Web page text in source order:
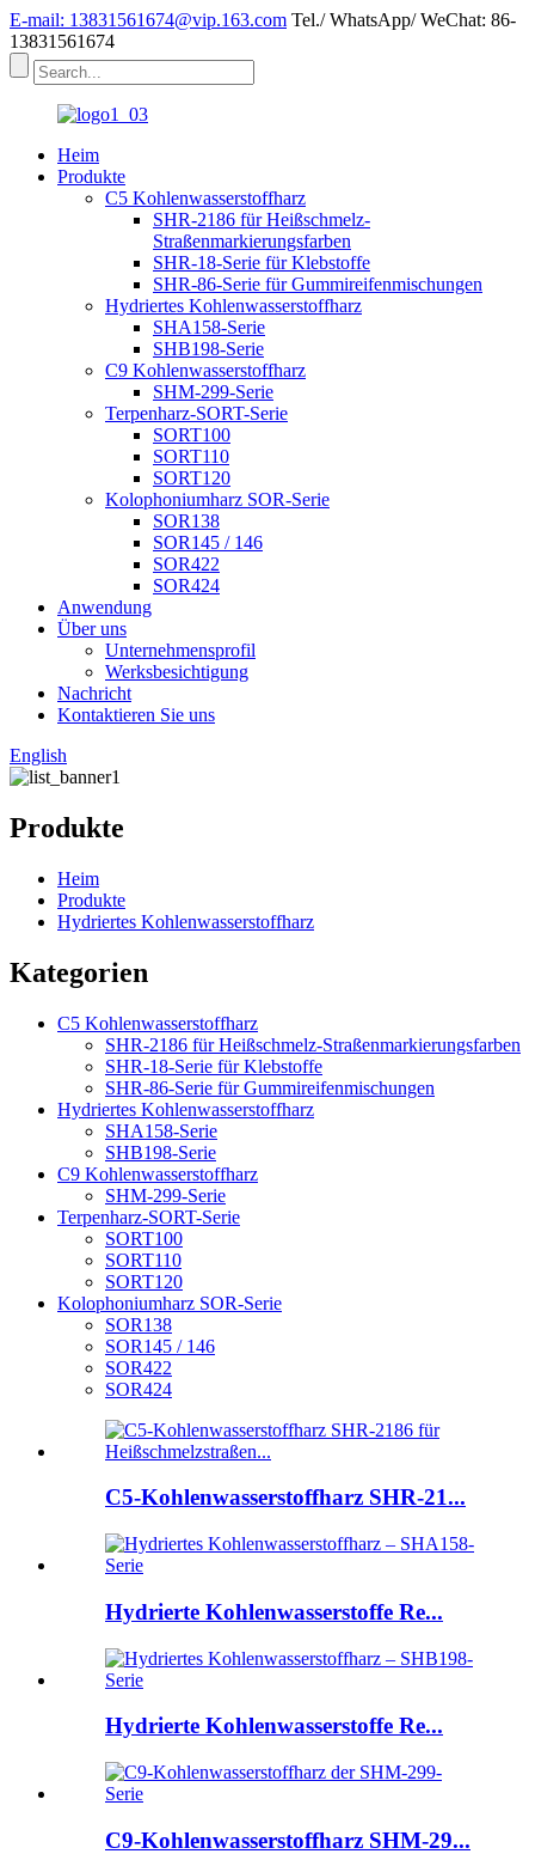
E-mail: 13831561674@vip.163.com Tel./ WhatsApp/ WeChat: 86-
13831561674
Heim
Produkte
C5 Kohlenwasserstoffharz
SHR-2186 für Heißschmelz-
Straßenmarkierungsfarben
SHR-18-Serie für Klebstoffe
SHR-86-Serie für Gummireifenmischungen
Hydriertes Kohlenwasserstoffharz
SHA158-Serie
SHB198-Serie
C9 Kohlenwasserstoffharz
SHM-299-Serie
Terpenharz-SORT-Serie
SORT100
SORT110
SORT120
Kolophoniumharz SOR-Serie
SOR138
SOR145 / 146
SOR422
SOR424
Anwendung
Über uns
Unternehmensprofil
Werksbesichtigung
Nachricht
Kontaktieren Sie uns
English
Produkte
Heim
Produkte
Hydriertes Kohlenwasserstoffharz
Kategorien
C5 Kohlenwasserstoffharz
SHR-2186 für Heißschmelz-Straßenmarkierungsfarben
SHR-18-Serie für Klebstoffe
SHR-86-Serie für Gummireifenmischungen
Hydriertes Kohlenwasserstoffharz
SHA158-Serie
SHB198-Serie
C9 Kohlenwasserstoffharz
SHM-299-Serie
Terpenharz-SORT-Serie
SORT100
SORT110
SORT120
Kolophoniumharz SOR-Serie
SOR138
SOR145 / 146
SOR422
SOR424
C5-Kohlenwasserstoffharz SHR-21...
Hydrierte Kohlenwasserstoffe Re...
Hydrierte Kohlenwasserstoffe Re...
C9-Kohlenwasserstoffharz SHM-29...